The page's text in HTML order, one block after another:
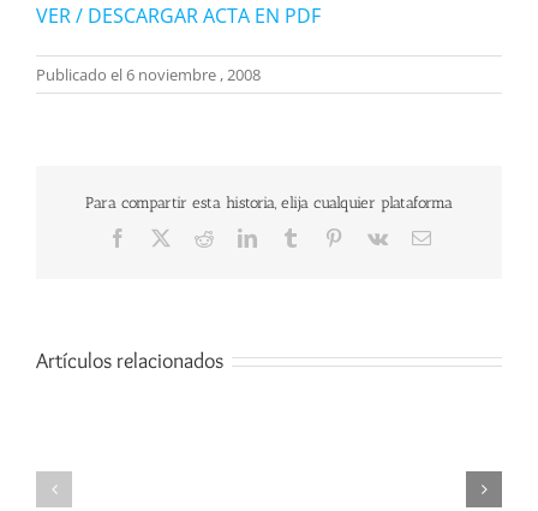
VER / DESCARGAR ACTA EN PDF
Publicado el 6 noviembre , 2008
Para compartir esta historia, elija cualquier plataforma
Facebook RedditLinkedInTumblr Pinterest
Vk
Correo
Artículos relacionados